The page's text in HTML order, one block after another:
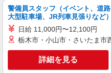
警備員スタッフ（イベント、道路
大型駐車場、JR列車見張りなど）
日給 11,000円〜12,100円
栃木市・小山市・さいたま市
詳細を見る